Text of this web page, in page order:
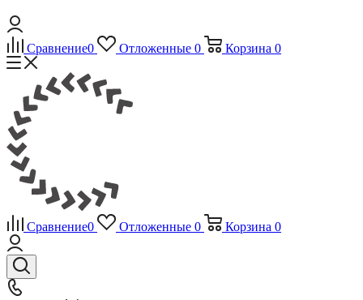
Сравнение0 Отложенные 0 Корзина 0
Сравнение0 Отложенные 0 Корзина 0